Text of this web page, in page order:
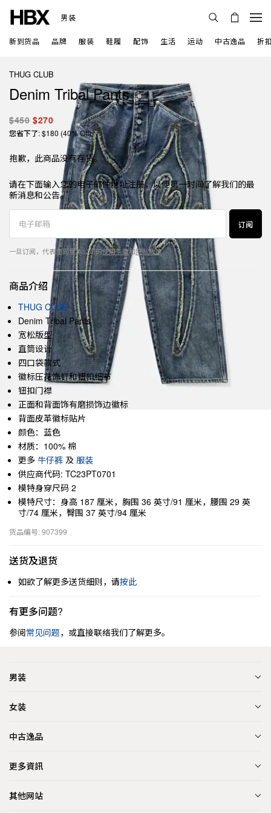
男装
新到货品 品牌 服装 鞋履 配饰 生活 运动 中古逸品 折
THUG CLUB
Denim Tribal Pants
$450 $270
您省下了: $180 (40% Off)
抱歉，此商品没有存货。
请在下面输入您的电子邮件地址注册，以便第一时间了解我们的最
新消息和公告。
订阅
一旦订阅，代表您同意本公司的使用条款和隐私政策。
商品介绍
THUG CLUB
Denim Tribal Pants
宽松版型
直筒设计
四口袋款式
徽标压花饰钉和钮扣细节
钮扣门襟
正面和背面饰有磨损饰边徽标
背面皮革徽标贴片
颜色：蓝色
材质：100% 棉
更多 牛仔裤 及 服装
供应商代码: TC23PT0701
模特身穿尺码 2
模特尺寸：身高 187 厘米，胸围 36 英寸/91 厘米，腰围 29 英
寸/74 厘米，臀围 37 英寸/94 厘米
货品编号: 907399
送货及退货
如欲了解更多送货细则，请按此
有更多问题?
参阅常见问题，或直接联络我们了解更多。
男装
女装
中古逸品
更多資訊
其他网站